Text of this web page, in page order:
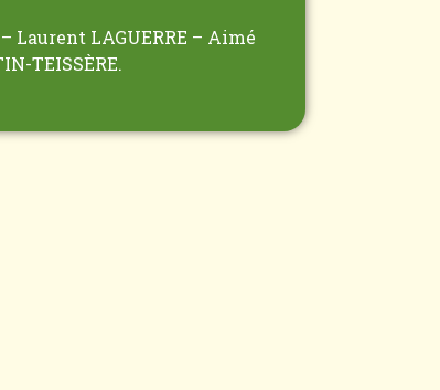
Laurent LAGUERRE – Aimé
TEISSÈRE.